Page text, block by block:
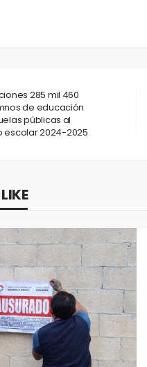
285 mil 460
de educación
públicas al
escolar 2024-2025